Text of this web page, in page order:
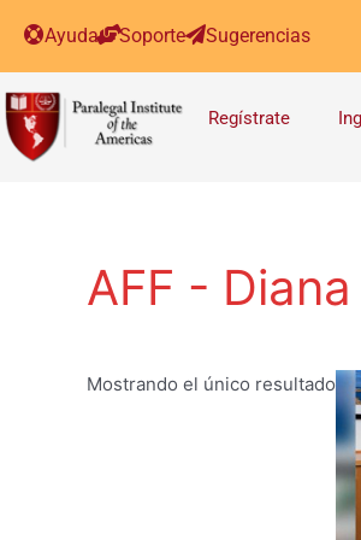
Ayuda Soporte Sugerencias
Regístrate
AFF -
Mostrando el único resultado